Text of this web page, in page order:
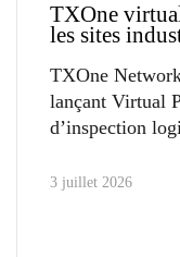
TXOne
les sites
TXOne
lançant Virtual
d’inspection
3 juillet 2026